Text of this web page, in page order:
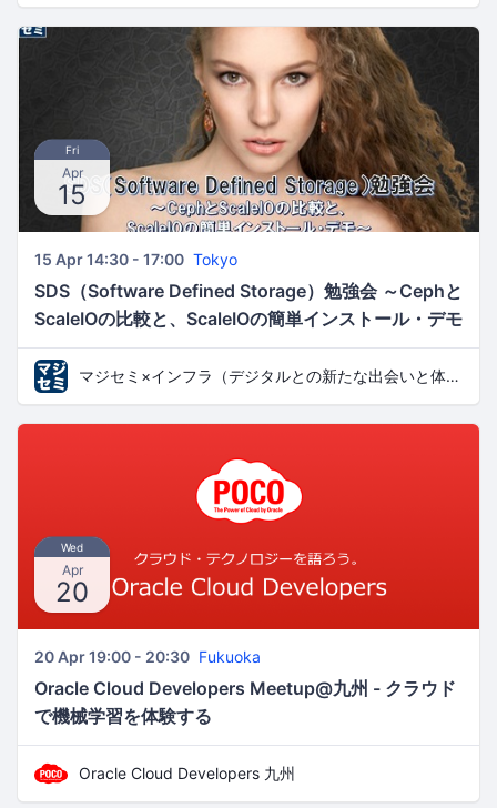
Fri
Apr
15
15 Apr 14:30 - 17:00 Tokyo
SDS（Software Defined Storage）勉強会 ～Cephと
ScaleIOの比較と、ScaleIOの簡単インストール・デモ
～
マジセミ×インフラ（デジタルとの新たな出会いと体験）
Wed
Apr
20
20 Apr 19:00 - 20:30 Fukuoka
Oracle Cloud Developers Meetup@九州 - クラウド
で機械学習を体験する
Oracle Cloud Developers 九州